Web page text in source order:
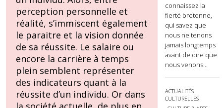
perception personnelle et
réalité, s’immiscent également
le paraitre et la vision donnée
de sa réussite. Le salaire ou
encore la carrière à temps
plein semblent représenter
des indicateurs quant à la
réussite d’un individu. Or dans
connaissez la
fierté bretonne,
qui savez que
nous ne tenons
jamais longtemps
avant de dire que
nous venons...
ACTUALITÉS
CULTURELLES